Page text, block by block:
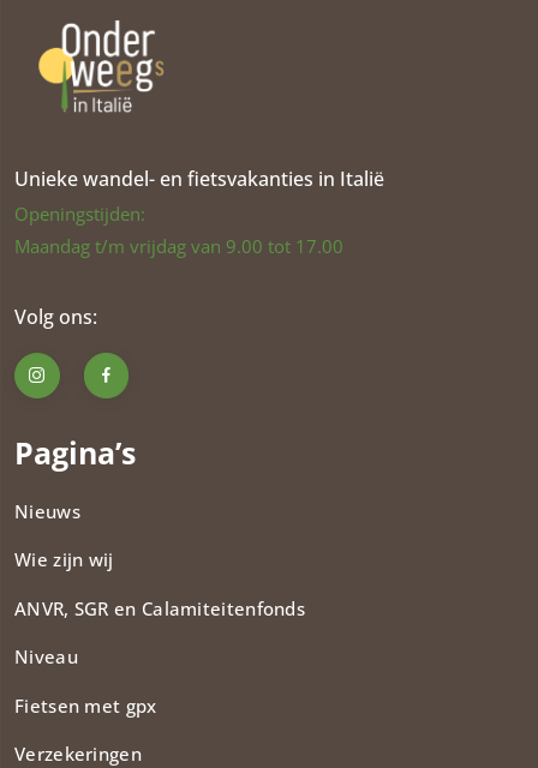
Unieke wandel- en fietsvakanties in Italië
Openingstijden:
Maandag t/m vrijdag van 9.00 tot 17.00
Volg ons:
Pagina’s
Nieuws
Wie zijn wij
ANVR, SGR en Calamiteitenfonds​
Niveau
Fietsen met gpx
Verzekeringen